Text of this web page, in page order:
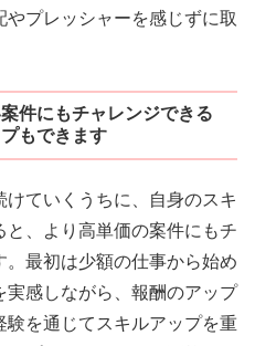
プレッシャーを感じずに取
件にもチャレンジできる
もできます
ていくうちに、自身のスキ
、より高単価の案件にもチ
最初は少額の仕事から始め
感しながら、報酬のアップ
験を通じてスキルアップを重